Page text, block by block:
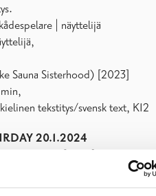
| näyttelijä
Sauna Sisterhood) [2023]
tekstitys/svensk text, K12
20.1.2024
ansikten [2023]
Mats Westerbom,
tal